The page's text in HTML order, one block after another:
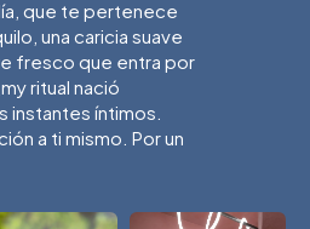
que te pertenece
una caricia suave
fresco que entra por
ritual nació
íntimos.
a ti mismo. Por un